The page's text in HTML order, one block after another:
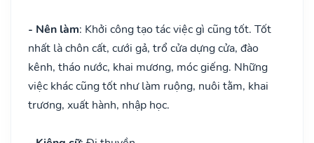
- Nên làm: Khởi công tạo tác việc gì cũng tốt. Tốt
nhất là chôn cất, cưới gả, trổ cửa dựng cửa, đào
kênh, tháo nước, khai mương, móc giếng. Những
việc khác cũng tốt như làm ruộng, nuôi tằm, khai
trương, xuất hành, nhập học.